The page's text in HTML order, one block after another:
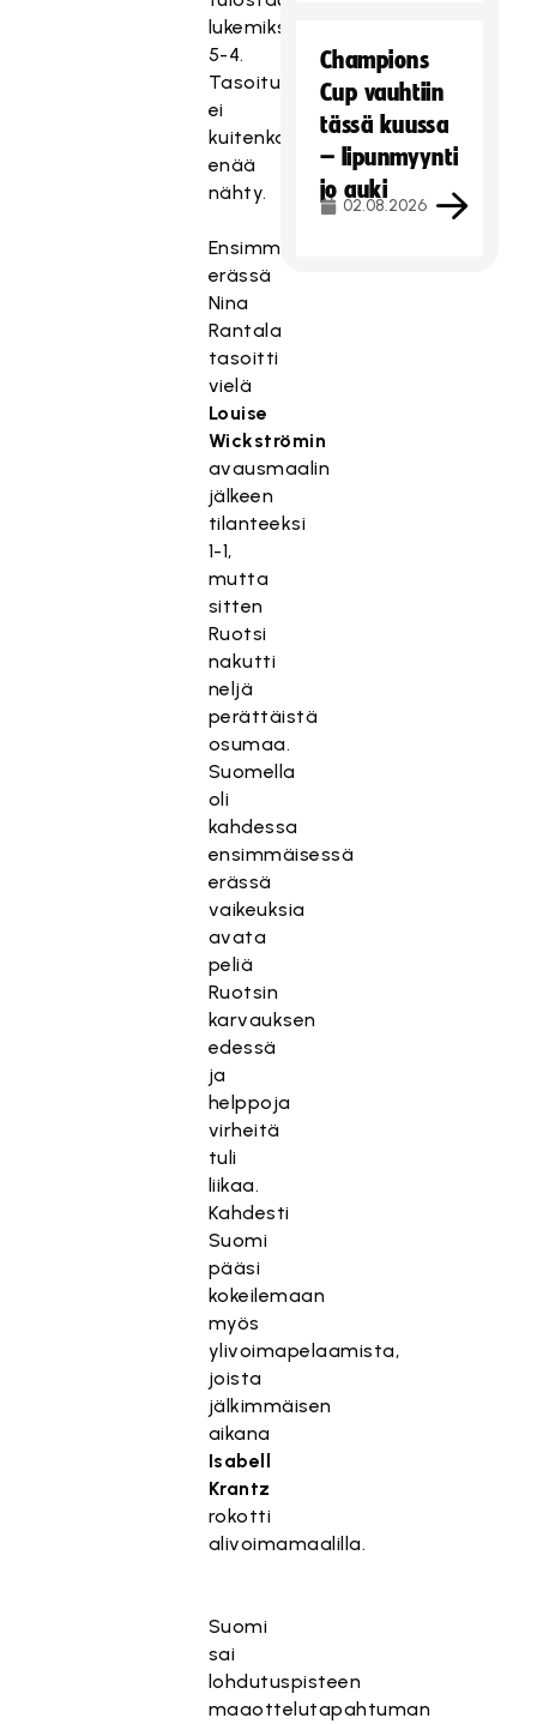
lukemiksi
5-4.
Tasoitusosumaa
ei
kuitenkaan
enää
nähty.
Ensimmäisessä
erässä
Nina
Rantala
tasoitti
vielä
Louise
Wickströmin
avausmaalin
jälkeen
tilanteeksi
1-1,
mutta
sitten
Ruotsi
nakutti
neljä
perättäistä
osumaa.
Suomella
oli
kahdessa
ensimmäisessä
erässä
vaikeuksia
avata
peliä
Ruotsin
karvauksen
edessä
ja
helppoja
virheitä
tuli
liikaa.
Kahdesti
Suomi
pääsi
kokeilemaan
myös
ylivoimapelaamista,
joista
jälkimmäisen
aikana
Isabell
Krantz
rokotti
alivoimamaalilla.
Suomi
sai
lohdutuspisteen
maaottelutapahtuman
Champions
Cup vauhtiin
tässä kuussa
– lipunmyynti
jo auki
02.08.2026